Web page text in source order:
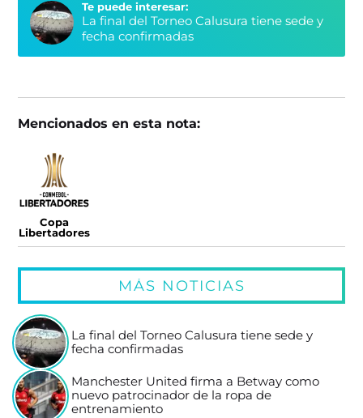
Te puede interesar:
La final del Torneo Calusura tiene sede y
fecha confirmadas
Mencionados en esta nota:
Copa
Libertadores
MÁS NOTICIAS
La final del Torneo Calusura tiene sede y
fecha confirmadas
Manchester United firma a Betway como
nuevo patrocinador de la ropa de
entrenamiento